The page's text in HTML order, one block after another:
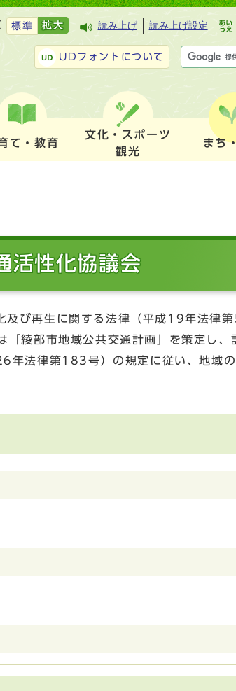
標準 拡大 読み上げ 読み上げ設定
UDフォントについて
て・教育
文化・スポーツ
観光
まち
活性化協議会
及び再生に関する法律（平成19年法律
綾部市地域公共交通計画」を策定し、
年法律第183号）の規定に従い、地域